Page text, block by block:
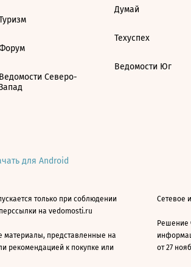
Ведомости Северо-
Думай
Техуспех
Ведомости Юг
для Android
только при соблюдении
на vedomosti.ru
материалы, представленные на
рекомендацией к покупке или
Сетевое
Решение
от 27